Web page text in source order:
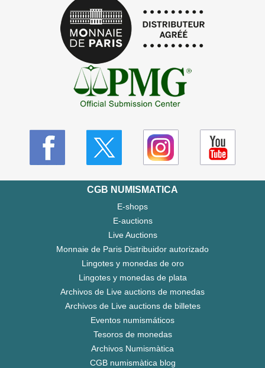
CGB NUMISMATICA
E-shops
E-auctions
Live Auctions
Monnaie de Paris Distribuidor autorizado
Lingotes y monedas de oro
Lingotes y monedas de plata
Archivos de Live auctions de monedas
Archivos de Live auctions de billetes
Eventos numismáticos
Tesoros de monedas
Archivos Numismàtica
CGB numismàtica blog